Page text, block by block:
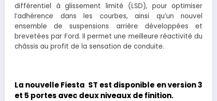
différentiel à glissement limité (LSD), pour optimiser
l’adhérence dans les courbes, ainsi qu’un nouvel
ensemble de suspensions arrière développées et
brevetées par Ford. Il permet une meilleure réactivité du
châssis au profit de la sensation de conduite.
La nouvelle Fiesta ST est disponible en version 3
et 5 portes avec deux niveaux de finition.